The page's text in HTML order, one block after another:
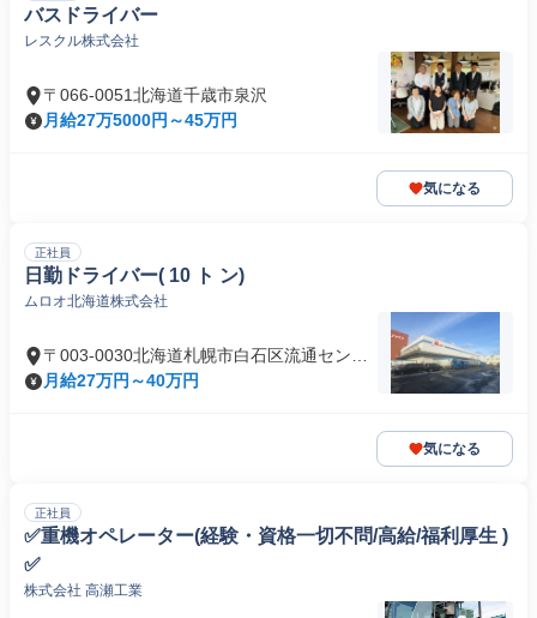
バスドライバー
レスクル株式会社
〒066-0051北海道千歳市泉沢
月給27万5000円～45万円
気になる
正社員
日勤ドライバー( 10 ト ン)
ムロオ北海道株式会社
〒003-0030北海道札幌市白石区流通センタ
ー
月給27万円～40万円
気になる
正社員
✅重機オペレーター(経験・資格一切不問/高給/福利厚生 )
✅
株式会社 高瀬工業